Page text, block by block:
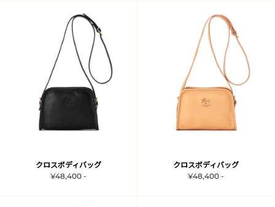
クロスボディバッグ
¥48,400 -
クロスボディバッグ
¥48,400 -